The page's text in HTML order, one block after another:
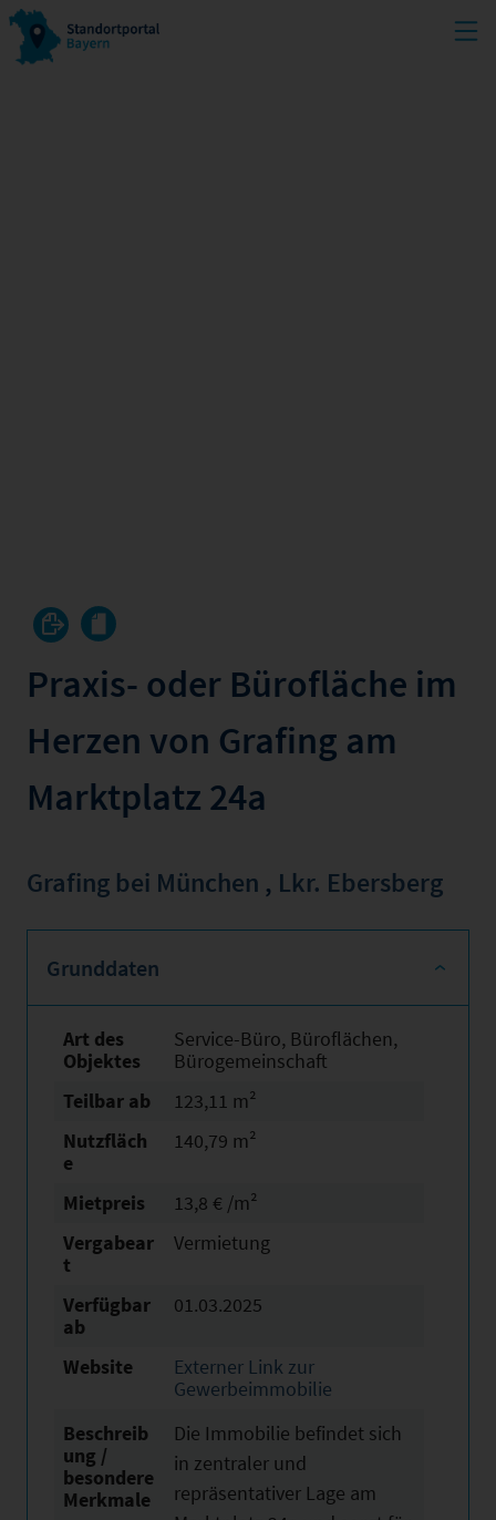
Praxis- oder Bürofläche im
Herzen von Grafing am
Marktplatz 24a
Grafing bei München , Lkr. Ebersberg
Grunddaten
Art des
Objektes
Service-Büro, Büroflächen,
Bürogemeinschaft
Teilbar ab
123,11 m²
Nutzfläch
e
140,79 m²
Mietpreis
13,8 € /m²
Vergabear
t
Vermietung
Verfügbar
ab
01.03.2025
Website
Externer Link zur
Gewerbeimmobilie
Beschreib
ung /
besondere
Merkmale
Die Immobilie befindet sich
in zentraler und
repräsentativer Lage am